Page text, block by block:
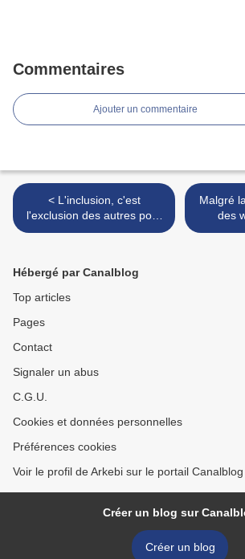
Commentaires
Ajouter un commentaire
< L'inclusion, c'est
l'exclusion des autres pour
mieux se réunir entre soi
Malgré
des
Hébergé par Canalblog
Top articles
Pages
Contact
Signaler un abus
C.G.U.
Cookies et données personnelles
Préférences cookies
Voir le profil de Arkebi sur le portail Canalblog
Créer un blog sur
Créer un blog